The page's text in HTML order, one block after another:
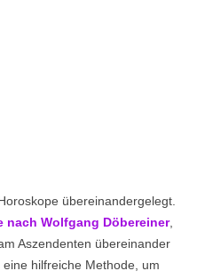
übereinandergelegt.
nach Wolfgang Döbereiner,
Aszendenten übereinander
hilfreiche Methode, um